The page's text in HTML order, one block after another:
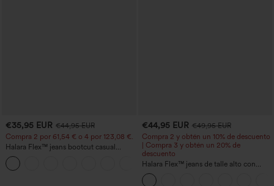
€35,95 EUR €44,95 EUR
Compra 2 por 61,54 € o 4 por 123,08 €.
Halara Flex™ jeans bootcut casual
lavados, de talle alto y con bolsillos
+5
€44,95 EUR €49,95 EUR
Compra 2 y obtén un 10% de descuento
| Compra 3 y obtén un 20% de
descuento
Halara Flex™ jeans de talle alto con
bolsillos, dobladillo enrollado, pierna
ancha y efecto lavado, estilo casual